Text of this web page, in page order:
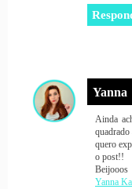
Yanna
Ainda
quadrado
quero
o post!!
Beijooos
Yanna